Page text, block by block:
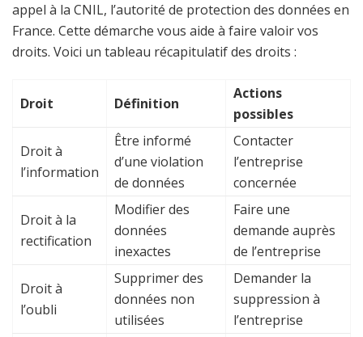
appel à la CNIL, l’autorité de protection des données en
France. Cette démarche vous aide à faire valoir vos
droits. Voici un tableau récapitulatif des droits :
Droit Définition
Actions
possibles
Droit à
l’information
Être informé
d’une violation
de données
Contacter
l’entreprise
concernée
Droit à la
rectification
Modifier des
données
inexactes
Faire une
demande auprès
de l’entreprise
Droit à
l’oubli
Supprimer des
données non
utilisées
Demander la
suppression à
l’entreprise